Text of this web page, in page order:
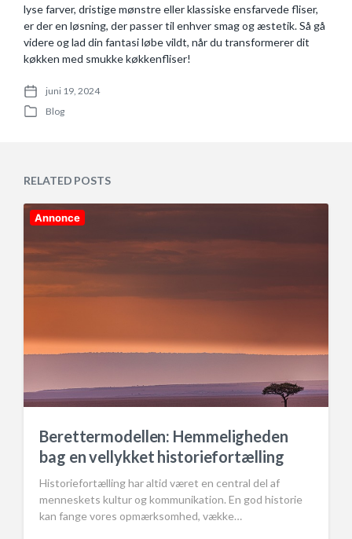
lyse farver, dristige mønstre eller klassiske ensfarvede fliser,
er der en løsning, der passer til enhver smag og æstetik. Så gå
videre og lad din fantasi løbe vildt, når du transformerer dit
køkken med smukke køkkenfliser!
P
t
juni 19, 2024
P
d
i
Blog
RELATED POSTS
Annonce
Berettermodellen: Hemmeligheden
bag en vellykket historiefortælling
Historiefortælling har altid været en central del af
menneskets kultur og kommunikation. En god historie
kan fange vores opmærksomhed, vække…